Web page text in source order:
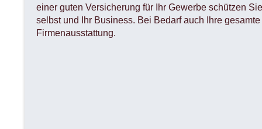
einer guten Versicherung für Ihr Gewerbe schützen
selbst und Ihr Business. Bei Bedarf auch Ihre gesamte
Firmenausstattung.